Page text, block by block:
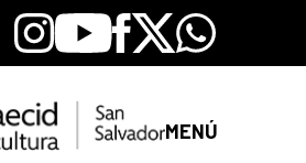
Instagram
YoutubeFacebook
X Whatsapp
MENÚ